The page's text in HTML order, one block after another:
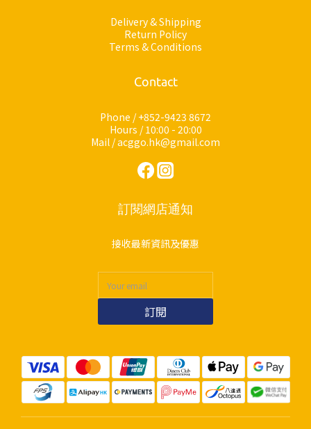
Delivery & Shipping
Return Policy
Terms & Conditions
Contact
Phone / +852-9423 8672
Hours / 10:00 - 20:00
Mail / acggo.hk@gmail.com
訂閱網店通知
接收最新資訊及優惠
訂閱